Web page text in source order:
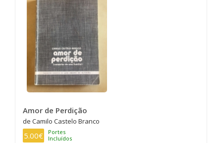
Amor de Perdição
de Camilo Castelo Branco
5.00€
Portes
Incluídos